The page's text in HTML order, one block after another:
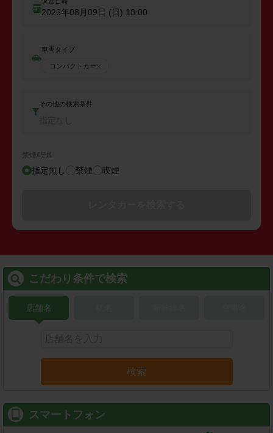
2026年08月09日 (日) 18:00
車両タイプ
コンパクトカー
その他の検索条件
禁煙/喫煙
指定無し 禁煙 喫煙
こだわり条件で検索
店舗名
検索
スマートフォン